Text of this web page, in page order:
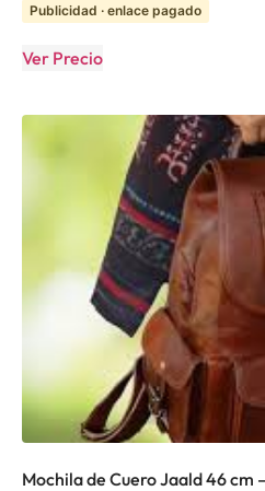
Publicidad · enlace pagado
Ver Precio
Mochila de Cuero Jaald 46 cm